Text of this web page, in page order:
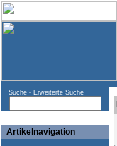
Suche - Erweiterte Suche
Artikelnavigation